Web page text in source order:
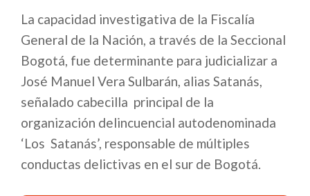
La capacidad investigativa de la Fiscalía
General de la Nación, a través de la Seccional
Bogotá, fue determinante para judicializar a
José Manuel Vera Sulbarán, alias Satanás,
señalado cabecilla principal de la
organización delincuencial autodenominada
‘Los Satanás’, responsable de múltiples
conductas delictivas en el sur de Bogotá.